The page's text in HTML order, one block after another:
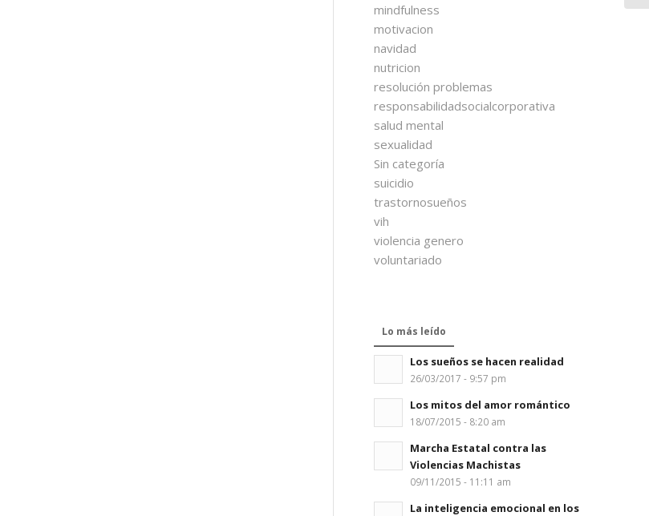
mindfulness
motivacion
navidad
nutricion
resolución problemas
responsabilidadsocialcorporativa
salud mental
sexualidad
Sin categoría
suicidio
trastornosueños
vih
violencia genero
voluntariado
Lo más leído
Los sueños se hacen realidad
26/03/2017 - 9:57 pm
Los mitos del amor romántico
18/07/2015 - 8:20 am
Marcha Estatal contra las
Violencias Machistas
09/11/2015 - 11:11 am
La inteligencia emocional en los